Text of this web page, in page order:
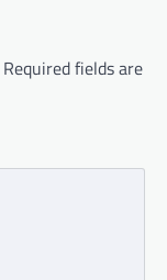
Required fields are